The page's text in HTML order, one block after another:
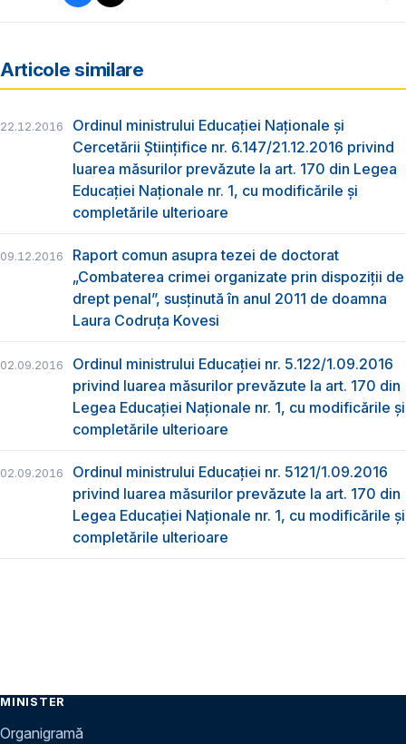
Articole similare
22.12.2016
Ordinul ministrului Educaţiei Naţionale şi
Cercetării Ştiinţifice nr. 6.147/21.12.2016 privind
luarea măsurilor prevăzute la art. 170 din Legea
Educaţiei Naţionale nr. 1, cu modificările şi
completările ulterioare
09.12.2016
Raport comun asupra tezei de doctorat
„Combaterea crimei organizate prin dispoziții de
drept penal”, susținută în anul 2011 de doamna
Laura Codruța Kovesi
02.09.2016
Ordinul ministrului Educaţiei nr. 5.122/1.09.2016
privind luarea măsurilor prevăzute la art. 170 din
Legea Educaţiei Naţionale nr. 1, cu modificările şi
completările ulterioare
02.09.2016
Ordinul ministrului Educaţiei nr. 5121/1.09.2016
privind luarea măsurilor prevăzute la art. 170 din
Legea Educaţiei Naţionale nr. 1, cu modificările şi
completările ulterioare
MINISTER
Organigramă